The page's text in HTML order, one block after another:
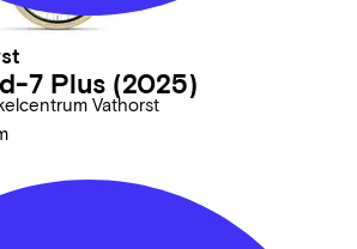
Vathorst
7 Plus (2025)